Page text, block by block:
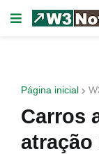
Página inicial
Carros
atração